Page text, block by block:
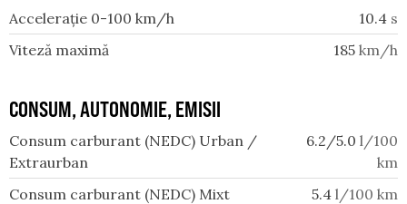
Accelerație 0-100 km/h 10.4 s
Viteză maximă
185 km/h
CONSUM, AUTONOMIE, EMISII
Consum carburant (NEDC) Urban /
Extraurban
6.2/5.0 l/100
km
Consum carburant (NEDC) Mixt
5.4 l/100 km